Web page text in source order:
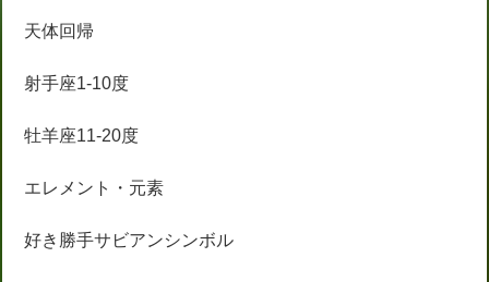
天体回帰
射手座1-10度
牡羊座11-20度
エレメント・元素
好き勝手サビアンシンボル